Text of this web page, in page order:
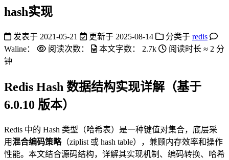
hash实现
发表于 2021-05-21 更新于 2025-08-14 分类于 redis
Waline：
阅读次数： 本文字数： 2.7k 阅读时长 ≈ 2 分
钟
Redis Hash 数据结构实现详解（基于
6.0.10 版本）
Redis 中的 Hash 类型（哈希表）是一种键值对集合，底层采
用混合编码策略（ziplist 或 hash table），兼顾内存效率和操作
性能。本文结合源码结构，详解其实现机制、编码转换、哈希